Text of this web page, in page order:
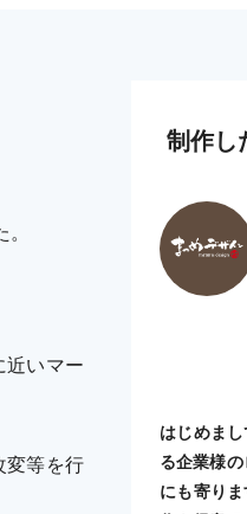
いマー
変等を行
制作し
はじめま
る企業様
にも寄り